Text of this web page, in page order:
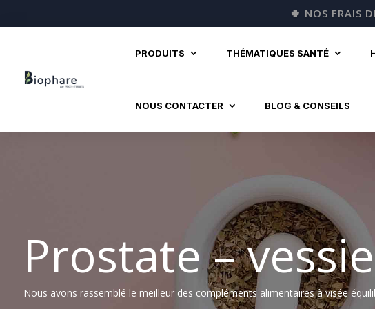
🍀 NOS FRAIS
PRODUITS THÉMATIQUES SANTÉ
NOUS CONTACTER BLOG & CONSEILS
Prostate – vessie
Nous avons rassemblé le meilleur des compléments alimentaires à visée